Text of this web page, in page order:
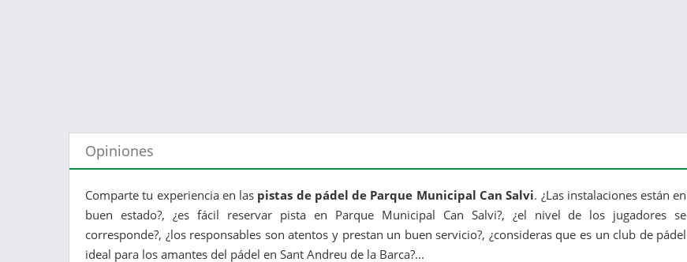
Opiniones
Comparte tu experiencia en las pistas de pádel de Parque Municipal Can Salvi. ¿Las instalaciones están en
buen estado?, ¿es fácil reservar pista en Parque Municipal Can Salvi?, ¿el nivel de los jugadores se
corresponde?, ¿los responsables son atentos y prestan un buen servicio?, ¿consideras que es un club de pádel
ideal para los amantes del pádel en Sant Andreu de la Barca?...